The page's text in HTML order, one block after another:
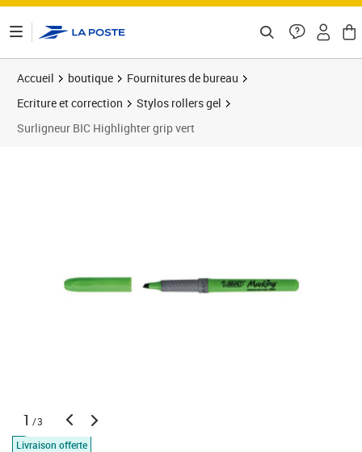
Accueil boutique
Fournitures de bureau
Ecriture et correction
Stylos rollers gel
Surligneur BIC Highlighter grip vert
1 /3
Livraison offerte